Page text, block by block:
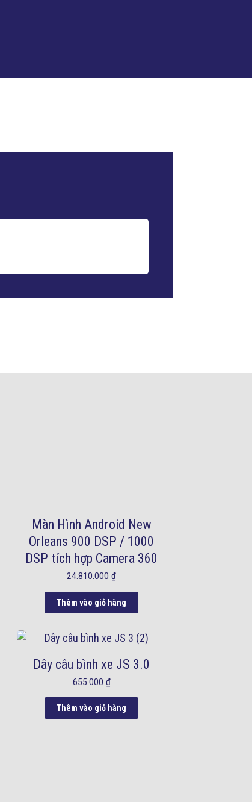
Màn Hình Android New
Orleans 900 DSP / 1000
DSP tích hợp Camera 360
24.810.000₫
Thêm vào giỏ hàng
Dây câu bình xe JS 3.0
655.000 ₫
Thêm vào giỏ hàng